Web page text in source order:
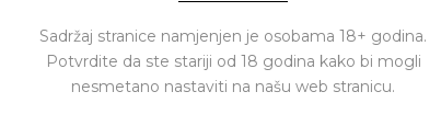
Sadržaj stranice namjenjen je osobama 18+ godina.
Potvrdite da ste stariji od 18 godina kako bi mogli
nesmetano nastaviti na našu web stranicu.